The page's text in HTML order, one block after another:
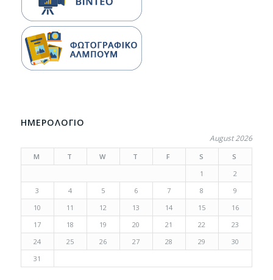
ΗΜΕΡΟΛΟΓΙΟ
August 2026
M T W T F S
S
1
2
3
4 5 6 7 8
9
10
11 12 13 14 15
16
17
18 19 20 21 22
23
24
25 26 27 28 29
30
31